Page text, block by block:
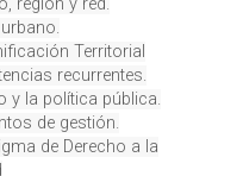
región y red.
Territorial
recurrentes.
y la política pública.
de gestión.
de Derecho a la